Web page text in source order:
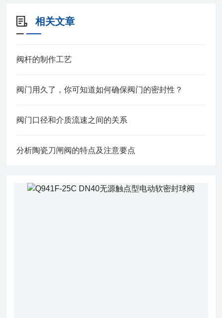
相关文章
阀杆的制作工艺
阀门用久了，你可知道如何确保阀门的密封性？
阀门口径和介质流速之间的关系
分析陶瓷刀闸阀的特点及注意要点